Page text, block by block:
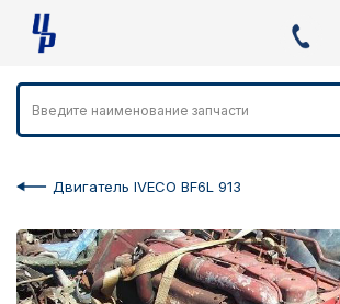
Двигатель IVECO BF6L 913